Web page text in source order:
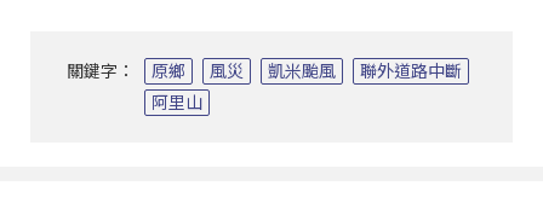
關鍵字： 原鄉 風災 凱米颱風
聯外道路中斷
阿里山